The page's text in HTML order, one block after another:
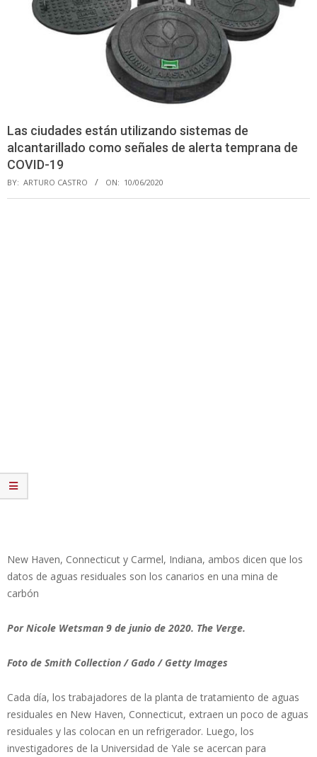
Las ciudades están utilizando sistemas de
alcantarillado como señales de alerta temprana de
COVID-19
BY: ARTURO CASTRO ON: 10/06/2020
New Haven, Connecticut y Carmel, Indiana, ambos dicen que los
datos de aguas residuales son los canarios en una mina de
carbón
Por Nicole Wetsman 9 de junio de 2020. The Verge.
Foto de Smith Collection / Gado / Getty Images
Cada día, los trabajadores de la planta de tratamiento de aguas
residuales en New Haven, Connecticut, extraen un poco de aguas
residuales y las colocan en un refrigerador. Luego, los
investigadores de la Universidad de Yale se acercan para